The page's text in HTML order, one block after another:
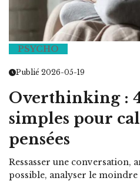
PSYCHO
Publié 2026-05-19
Overthinking : 4
simples pour
pensées
Ressasser une conversation,
possible, analyser le